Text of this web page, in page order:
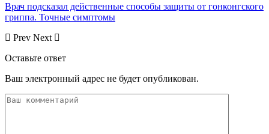
Врач подсказал действенные способы защиты от гонконгского
гриппа. Точные симптомы
Prev Next
Оставьте ответ
Ваш электронный адрес не будет опубликован.